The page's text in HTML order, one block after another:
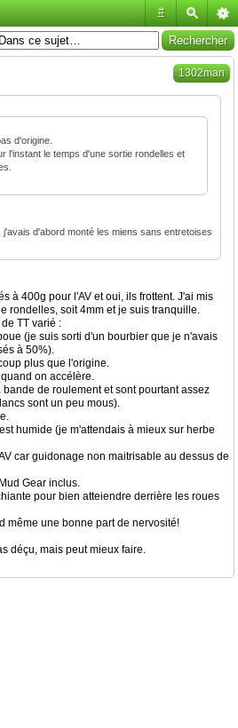
#
1302man
d'origine.
l'instant le temps d'une sortie rondelles et
d'abord monté les miens sans entretoises
à 400g pour l'AV et oui, ils frottent. J'ai mis
rondelles, soit 4mm et je suis tranquille.
TT varié :
(je suis sorti d'un bourbier que je n'avais
à 50%).
plus que l'origine.
on accélère.
de roulement et sont pourtant assez
sont un peu mous).
humide (je m'attendais à mieux sur herbe
car guidonage non maitrisable au dessus de
Gear inclus.
pour bien atteiendre derrière les roues
même une bonne part de nervosité!
déçu, mais peut mieux faire.